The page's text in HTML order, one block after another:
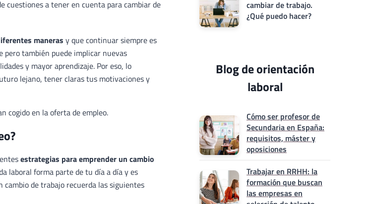
cuestiones a tener en cuenta para cambiar de
maneras y que continuar siempre es
pero también puede implicar nuevas
y mayor aprendizaje. Por eso, lo
lejano, tener claras tus motivaciones y
cogido en la oferta de empleo.
estrategias para emprender un cambio
laboral forma parte de tu día a día y es
de trabajo recuerda las siguientes
cambiar de trabajo.
¿Qué puedo hacer?
Blog de orientación
laboral
Cómo ser profesor de
Secundaria en España:
requisitos, máster y
oposiciones
Trabajar en RRHH: la
formación que buscan
las empresas en